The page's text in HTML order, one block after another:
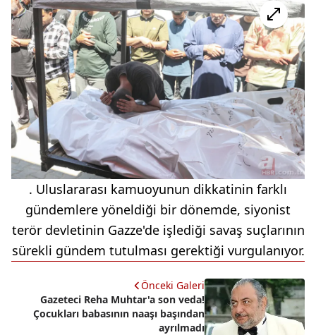
. Uluslararası kamuoyunun dikkatinin farklı
gündemlere yöneldiği bir dönemde, siyonist
terör devletinin Gazze'de işlediği savaş suçlarının
sürekli gündem tutulması gerektiği vurgulanıyor.
Önceki Galeri
Gazeteci Reha Muhtar'a son veda!
Çocukları babasının naaşı başından
ayrılmadı